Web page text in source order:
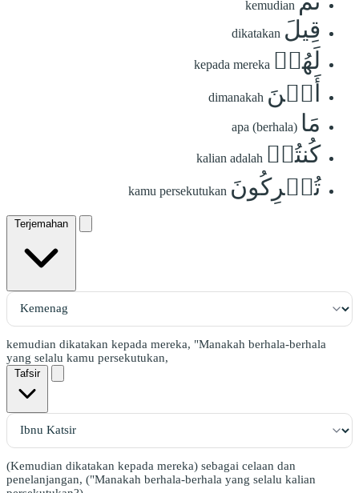
kemudian
قِيلَ dikatakan
لَهُمۡ kepada mereka
أَيۡنَ dimanakah
مَا apa (berhala)
كُنتُمۡ kalian adalah
تُشۡرِكُونَ kamu persekutukan
Terjemahan
kemudian dikatakan kepada mereka, "Manakah berhala-berhala
yang selalu kamu persekutukan,
Tafsir
(Kemudian dikatakan kepada mereka) sebagai celaan dan
penelanjangan, ("Manakah berhala-berhala yang selalu kalian